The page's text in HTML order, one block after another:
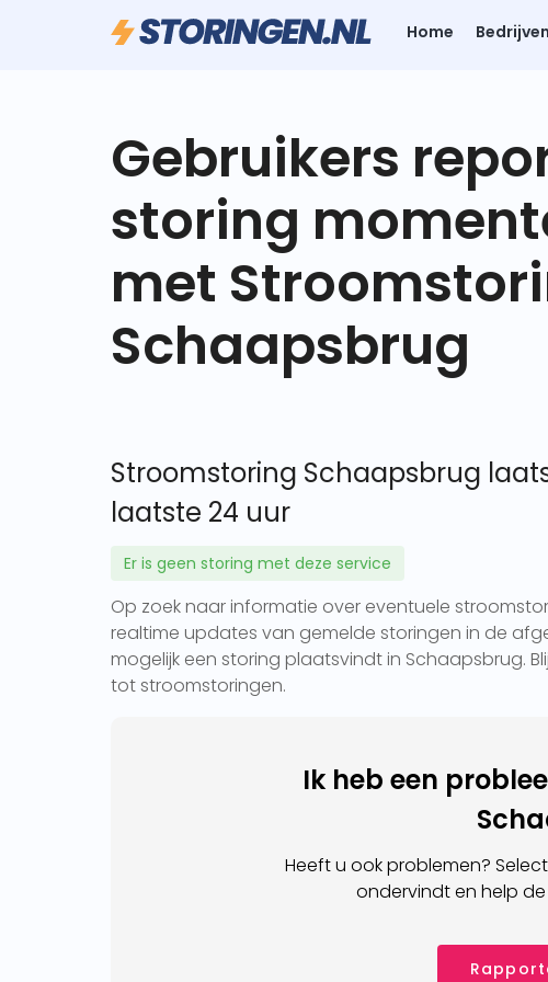
Home Bedrijven
Gebruikers
storing
met
Schaapsbrug
Stroomstoring Schaapsbrug
laatste 24 uur
Er is geen storing met deze service
Op zoek naar informatie over eventuele
realtime updates van gemelde storingen in de
mogelijk een storing plaatsvindt in Schaapsbrug.
tot stroomstoringen.
Ik heb een
Heeft u ook problemen?
ondervindt en help